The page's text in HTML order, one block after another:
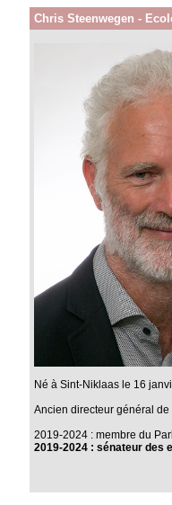
Chris Steenwegen -
Né à Sint-Niklaas le 16
Ancien directeur général de
2019-2024 : membre du
2019-2024 : sénateur des